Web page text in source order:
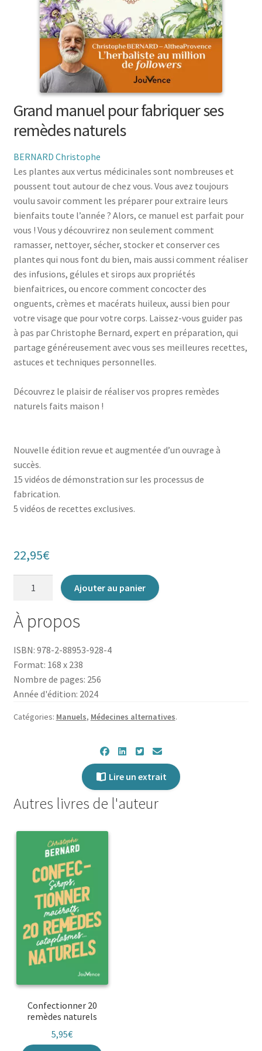
Médecine douces
Famille
Collections
Grand manuel pour fabriquer ses
remèdes naturels
BERNARD Christophe
Les plantes aux vertus médicinales sont nombreuses et
poussent tout autour de chez vous. Vous avez toujours
voulu savoir comment les préparer pour extraire leurs
bienfaits toute l’année ? Alors, ce manuel est parfait pour
vous ! Vous y découvrirez non seulement comment
ramasser, nettoyer, sécher, stocker et conserver ces
plantes qui nous font du bien, mais aussi comment réaliser
des infusions, gélules et sirops aux propriétés
bienfaitrices, ou encore comment concocter des
onguents, crèmes et macérats huileux, aussi bien pour
votre visage que pour votre corps. Laissez-vous guider pas
à pas par Christophe Bernard, expert en préparation, qui
partage généreusement avec vous ses meilleures recettes,
astuces et techniques personnelles.
Découvrez le plaisir de réaliser vos propres remèdes
naturels faits maison !
Nouvelle édition revue et augmentée d’un ouvrage à
succès.
15 vidéos de démonstration sur les processus de
fabrication.
5 vidéos de recettes exclusives.
22,95€
Grand
manuel
fabriquer
ses
remèdes
naturels
Ajouter au panier
À propos
ISBN: 978-2-88953-928-4
Format: 168 x 238
Nombre de pages: 256
Année d'édition: 2024
Catégories: Manuels, Médecines alternatives.
Lire un extrait
Autres livres de l'auteur
Confectionner 20
remèdes naturels
5,95€